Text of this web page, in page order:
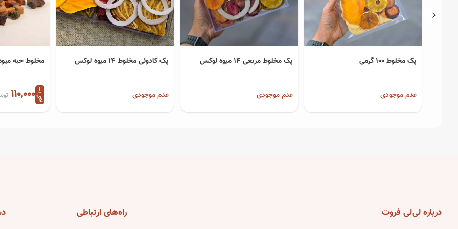
پک مخلوط ۱۰۰ گرمی
عدم موجودی
پک مخلوط مربعی 14 میوه لوکس
عدم موجودی
پک کادوئی مخلوط 14 میوه لوکس
عدم موجودی
مخلوط حبه
1
0
0
گ
ر
م 110,000
دربارهلی‌لی فروت راه‌های ارتباطی